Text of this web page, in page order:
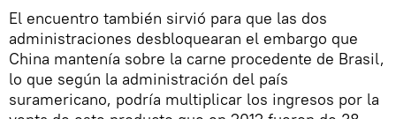
El encuentro también sirvió para que las dos
administraciones desbloquearan el embargo que
China mantenía sobre la carne procedente de Brasil,
lo que según la administración del país
suramericano, podría multiplicar los ingresos por la